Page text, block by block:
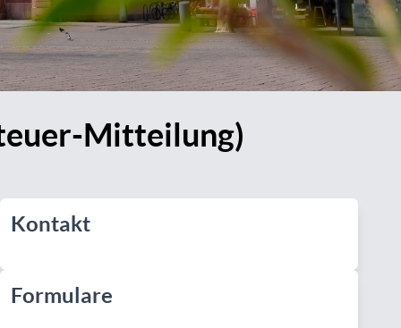
Mitteilung)
Kontakt
Formulare